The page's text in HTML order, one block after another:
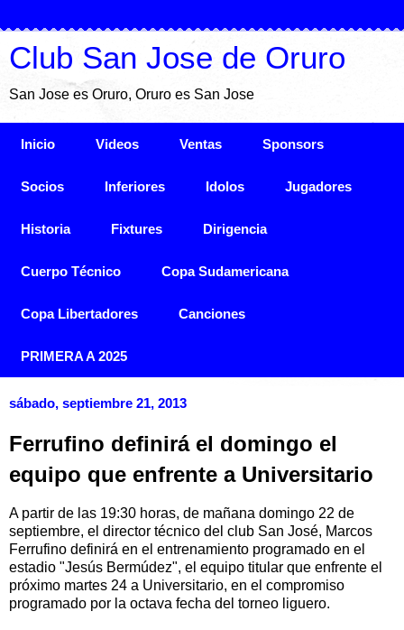
Club San Jose de Oruro
San Jose es Oruro, Oruro es San Jose
Inicio Videos Ventas Sponsors
Socios Inferiores Idolos Jugadores
Historia Fixtures Dirigencia
Cuerpo Técnico Copa Sudamericana
Copa Libertadores Canciones
PRIMERA A 2025
sábado, septiembre 21, 2013
Ferrufino definirá el domingo el
equipo que enfrente a Universitario
A partir de las 19:30 horas, de mañana domingo 22 de
septiembre, el director técnico del club San José, Marcos
Ferrufino definirá en el entrenamiento programado en el
estadio "Jesús Bermúdez", el equipo titular que enfrente el
próximo martes 24 a Universitario, en el compromiso
programado por la octava fecha del torneo liguero.